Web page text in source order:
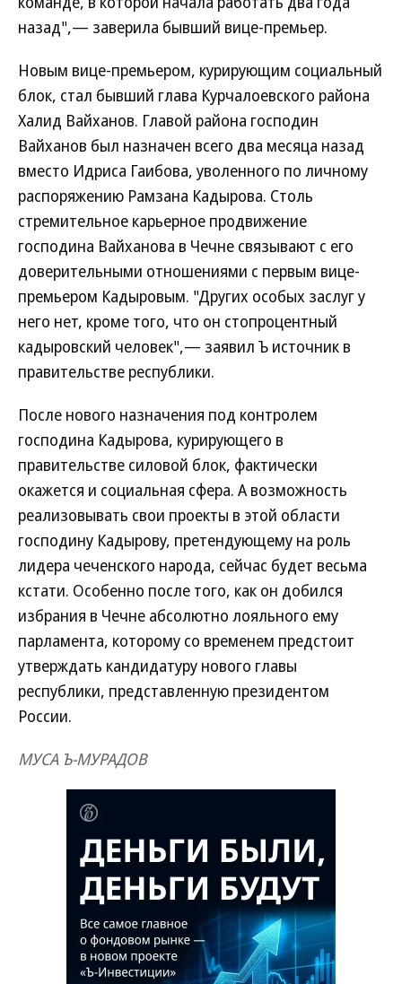
назад",— заверила бывший вице-премьер.
Новым вице-премьером, курирующим социальный
блок, стал бывший глава Курчалоевского района
Халид Вайханов. Главой района господин
Вайханов был назначен всего два месяца назад
вместо Идриса Гаибова, уволенного по личному
распоряжению Рамзана Кадырова. Столь
стремительное карьерное продвижение
господина Вайханова в Чечне связывают с его
доверительными отношениями с первым вице-
премьером Кадыровым. "Других особых заслуг у
него нет, кроме того, что он стопроцентный
кадыровский человек",— заявил Ъ источник в
правительстве республики.
После нового назначения под контролем
господина Кадырова, курирующего в
правительстве силовой блок, фактически
окажется и социальная сфера. А возможность
реализовывать свои проекты в этой области
господину Кадырову, претендующему на роль
лидера чеченского народа, сейчас будет весьма
кстати. Особенно после того, как он добился
избрания в Чечне абсолютно лояльного ему
парламента, которому со временем предстоит
утверждать кандидатуру нового главы
республики, представленную президентом
России.
МУСА Ъ-МУРАДОВ